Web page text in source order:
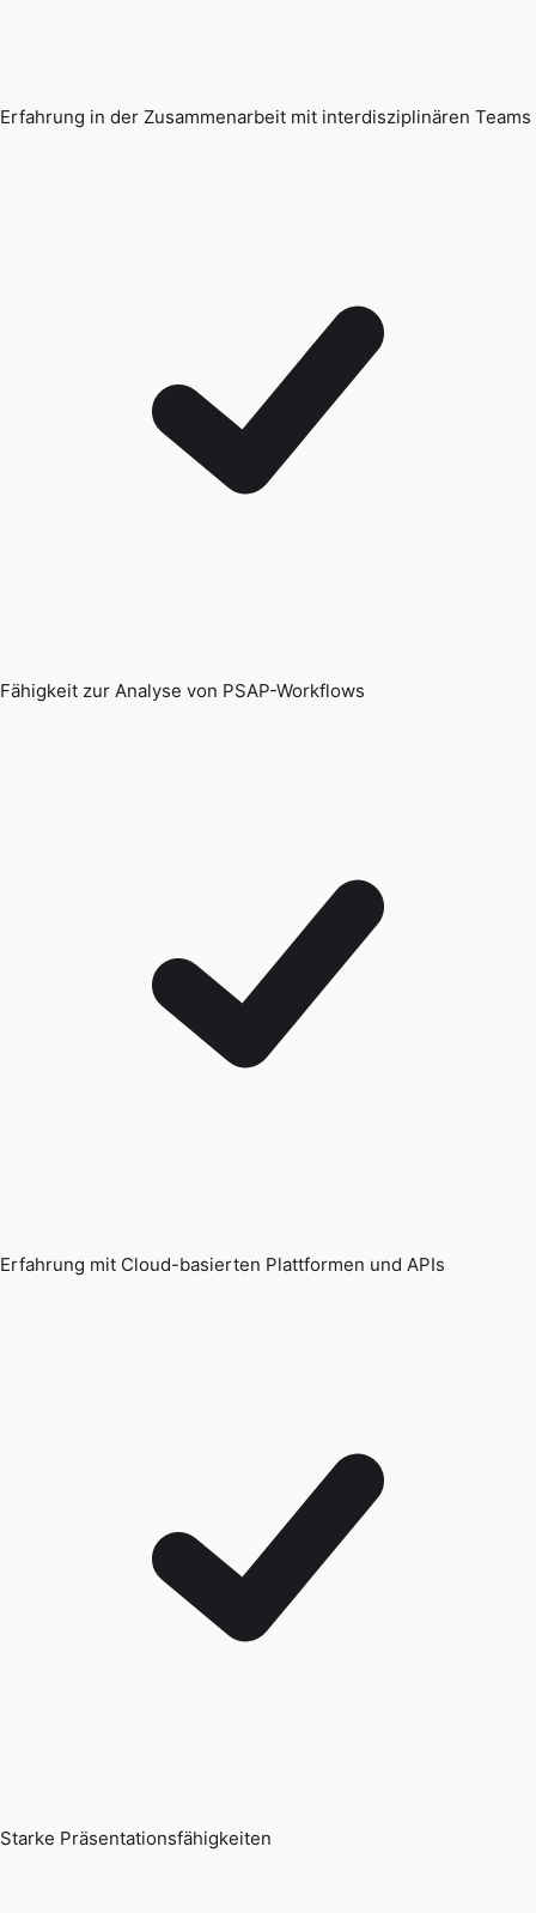
Erfahrung in der Zusammenarbeit mit interdisziplinären Teams
Fähigkeit zur Analyse von PSAP-Workflows
Erfahrung mit Cloud-basierten Plattformen und APIs
Starke Präsentationsfähigkeiten